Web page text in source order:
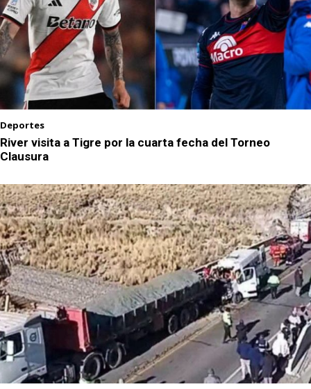
Deportes
River visita a Tigre por la cuarta fecha del Torneo
Clausura